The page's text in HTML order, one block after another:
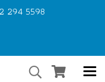
294 5598